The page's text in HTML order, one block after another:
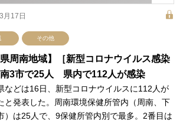
月17日
その他
県周南地域】［新型コロナウイルス感染
3市で25人 県内で112人が感染
どは16日、新型コロナウイルスに112人が
と発表した。周南環境保健所管内（周南、下
）は25人で、9保健所管内別で最多。2番目は